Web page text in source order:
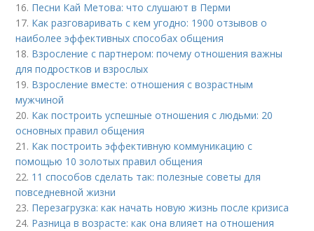
16. Песни Кай Метова: что слушают в Перми
17. Как разговаривать с кем угодно: 1900 отзывов о
наиболее эффективных способах общения
18. Взросление с партнером: почему отношения важны
для подростков и взрослых
19. Взросление вместе: отношения с возрастным
мужчиной
20. Как построить успешные отношения с людьми: 20
основных правил общения
21. Как построить эффективную коммуникацию с
помощью 10 золотых правил общения
22. 11 способов сделать так: полезные советы для
повседневной жизни
23. Перезагрузка: как начать новую жизнь после кризиса
24. Разница в возрасте: как она влияет на отношения